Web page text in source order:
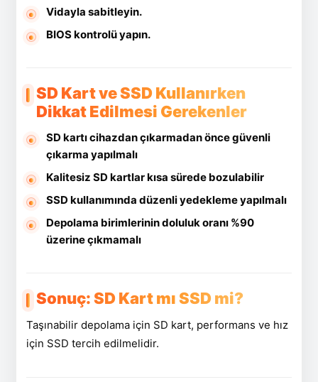
Vidayla sabitleyin.
BIOS kontrolü yapın.
SD Kart ve SSD Kullanırken
Dikkat Edilmesi Gerekenler
SD kartı cihazdan çıkarmadan önce güvenli
çıkarma yapılmalı
Kalitesiz SD kartlar kısa sürede bozulabilir
SSD kullanımında düzenli yedekleme yapılmalı
Depolama birimlerinin doluluk oranı %90
üzerine çıkmamalı
Sonuç: SD Kart mı SSD mi?
Taşınabilir depolama için SD kart, performans ve hız
için SSD tercih edilmelidir.